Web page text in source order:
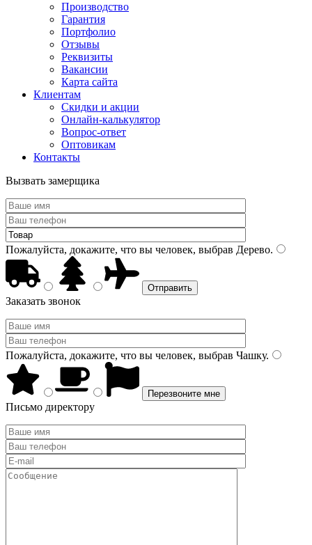
Производство
Гарантия
Портфолио
Отзывы
Реквизиты
Вакансии
Карта сайта
Клиентам
Скидки и акции
Онлайн-калькулятор
Вопрос-ответ
Оптовикам
Контакты
Вызвать замерщика
Пожалуйста, докажите, что вы человек, выбрав Дерево.
Заказать звонок
Пожалуйста, докажите, что вы человек, выбрав Чашку.
Письмо директору